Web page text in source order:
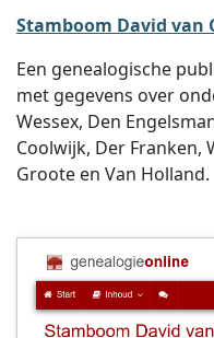
Stamboom David van
Een genealogische
met gegevens over
Wessex, Den
Coolwijk, Der Franken,
Groote en Van Holland.